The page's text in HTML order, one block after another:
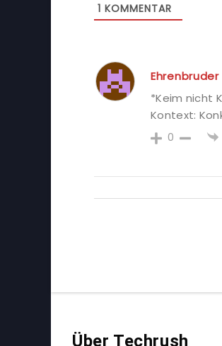
1 KOMMENTAR
Ehrenbruder
*Keim nicht
Kontext:
0
Über Techrush